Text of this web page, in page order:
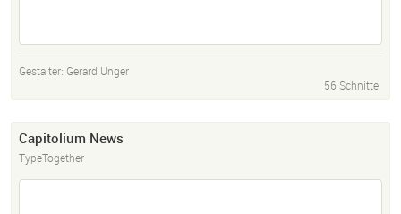
Gestalter: Gerard Unger
56 Schnitte
Capitolium News
TypeTogether